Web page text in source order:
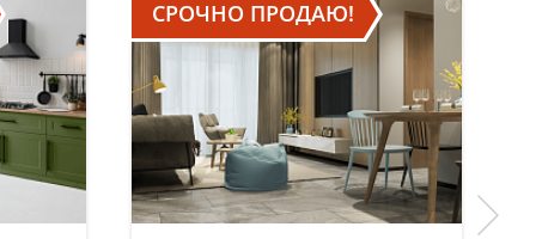
СРОЧНО ПРОДАЮ!